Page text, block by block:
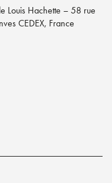
Louis Hachette – 58 rue
CEDEX, France